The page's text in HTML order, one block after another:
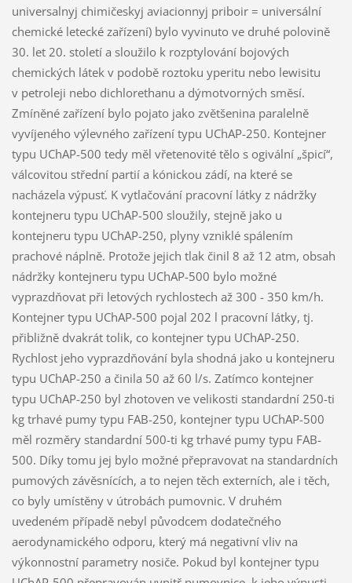
universalnyj chimičeskyj aviacionnyj priboir = universální
chemické letecké zařízení) bylo vyvinuto ve druhé polovině
30. let 20. století a sloužilo k rozptylování bojových
chemických látek v podobě roztoku yperitu nebo lewisitu
v petroleji nebo dichlorethanu a dýmotvorných směsí.
Zmíněné zařízení bylo pojato jako zvětšenina paralelně
vyvíjeného výlevného zařízení typu UChAP-250. Kontejner
typu UChAP-500 tedy měl vřetenovité tělo s ogivální „špicí“,
válcovitou střední partií a kónickou zádí, na které se
nacházela výpusť. K vytlačování pracovní látky z nádržky
kontejneru typu UChAP-500 sloužily, stejně jako u
kontejneru typu UChAP-250, plyny vzniklé spálením
prachové náplně. Protože jejich tlak činil 8 až 12 atm, obsah
nádržky kontejneru typu UChAP-500 bylo možné
vyprazdňovat při letových rychlostech až 300 - 350 km/h.
Kontejner typu UChAP-500 pojal 202 l pracovní látky, tj.
přibližně dvakrát tolik, co kontejner typu UChAP-250.
Rychlost jeho vyprazdňování byla shodná jako u kontejneru
typu UChAP-250 a činila 50 až 60 l/s. Zatímco kontejner
typu UChAP-250 byl zhotoven ve velikosti standardní 250-ti
kg trhavé pumy typu FAB-250, kontejner typu UChAP-500
měl rozměry standardní 500-ti kg trhavé pumy typu FAB-
500. Díky tomu jej bylo možné přepravovat na standardních
pumových závěsnících, a to nejen těch externích, ale i těch,
co byly umístěny v útrobách pumovnic. V druhém
uvedeném případě nebyl původcem dodatečného
aerodynamického odporu, který má negativní vliv na
výkonnostní parametry nosiče. Pokud byl kontejner typu